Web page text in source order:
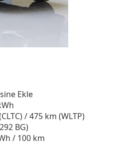
Ekle
/ 475 km (WLTP)
BG)
/ 100 km